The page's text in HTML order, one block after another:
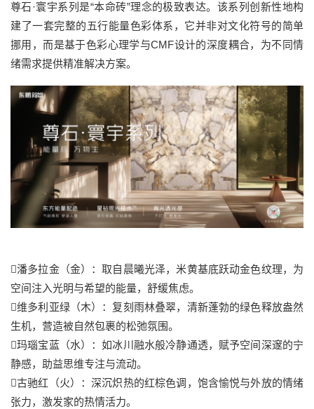
尊石·寰宇系列是“本命砖”理念的极致表达。该系列创新性地构
建了一套完整的五行能量色彩体系，它并非对文化符号的简单
挪用，而是基于色彩心理学与CMF设计的深度耦合，为不同情
绪需求提供精准解决方案。
潘多拉金（金）：取自晨曦光泽，米黄基底跃动金色纹理，为
空间注入光明与希望的能量，舒缓焦虑。
维多利亚绿（木）：复刻雨林叠翠，清新蓬勃的绿色释放盎然
生机，营造被自然包裹的松弛氛围。
玛瑙宝蓝（水）：如冰川融水般冷静通透，赋予空间深邃的宁
静感，助益思维专注与流动。
古驰红（火）：深沉炽热的红棕色调，饱含愉悦与外放的情绪
张力，激发家的热情活力。